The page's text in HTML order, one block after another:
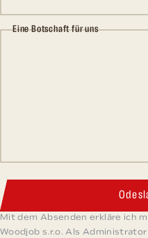
Eine Botschaft für uns
Mit dem Absenden erkläre ich
Woodjob s.r.o. Als